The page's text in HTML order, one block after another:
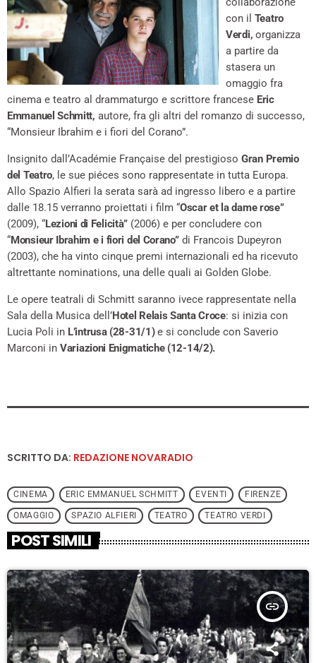
con il Teatro
Verdi, organizza
a partire da
stasera un
omaggio fra
cinema e teatro al drammaturgo e scrittore francese Eric
Emmanuel Schmitt, autore, fra gli altri del romanzo di successo,
“Monsieur Ibrahim e i fiori del Corano”.
Insignito dall’Académie Française del prestigioso Gran Premio
del Teatro, le sue piéces sono rappresentate in tutta Europa.
Allo Spazio Alfieri la serata sarà ad ingresso libero e a partire
dalle 18.15 verranno proiettati i film “Oscar et la dame rose”
(2009), “Lezioni di Felicità” (2006) e per concludere con
“Monsieur Ibrahim e i fiori del Corano”di Francois Dupeyron
(2003), che ha vinto cinque premi internazionali ed ha ricevuto
altrettante nominations, una delle quali ai Golden Globe.
Le opere teatrali di Schmitt saranno ivece rappresentate nella
Sala della Musica dell’Hotel Relais Santa Croce: si inizia con
Lucia Poli in L’intrusa (28-31/1)e si conclude con Saverio
Marconi in Variazioni Enigmatiche (12-14/2).
SCRITTO DA: REDAZIONE NOVARADIO
CINEMA ERIC EMMANUEL SCHMITT EVENTI FIRENZE
OMAGGIO SPAZIO ALFIERI TEATRO TEATRO VERDI
POST SIMILI
insert_link